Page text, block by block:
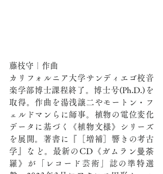
藤枝守｜作曲
カリフォルニア大学サンディエゴ校音
楽学部博士課程終了。博士号(Ph.D.)を
取得。作曲を湯浅譲二やモートン・フ
ェルドマンらに師事。植物の電位変化
データに基づく《植物文様》シリーズ
を展開。著書に『［増補］響きの考古
学』など。最新のCD《ガムラン曼荼
羅》が「レコード芸術」誌の準特選